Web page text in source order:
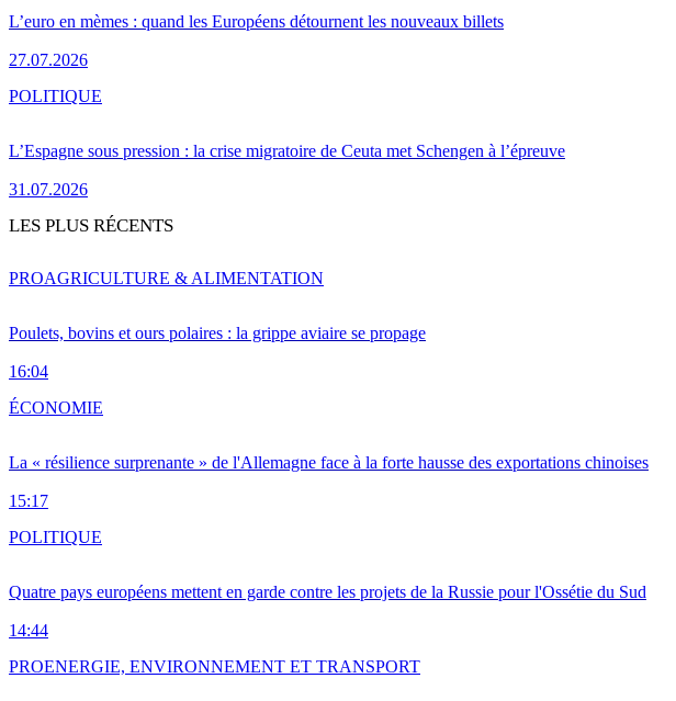
L’euro en mèmes : quand les Européens détournent les nouveaux billets
27.07.2026
L’Espagne sous pression : la crise migratoire de Ceuta met Schengen à l’épreuve
31.07.2026
POLITIQUE
LES PLUS RÉCENTS
Poulets, bovins et ours polaires : la grippe aviaire se propage
16:04
PROAGRICULTURE & ALIMENTATION
La « résilience surprenante » de l'Allemagne face à la forte hausse des exportations chinoises
15:17
ÉCONOMIE
Quatre pays européens mettent en garde contre les projets de la Russie pour l'Ossétie du Sud
14:44
POLITIQUE
PROENERGIE, ENVIRONNEMENT ET TRANSPORT